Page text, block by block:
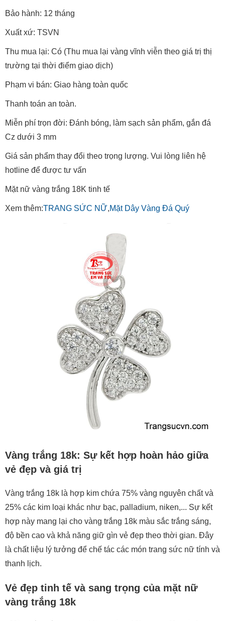
Bảo hành: 12 tháng
Xuất xứ: TSVN
Thu mua lại: Có (Thu mua lại vàng vĩnh viễn theo giá trị thị
trường tại thời điểm giao dịch)
Phạm vi bán: Giao hàng toàn quốc
Thanh toán an toàn.
Miễn phí trọn đời: Đánh bóng, làm sạch sản phẩm, gắn đá
Cz dưới 3 mm
Giá sản phẩm thay đổi theo trọng lượng. Vui lòng liên hệ
hotline để được tư vấn
Mặt nữ vàng trắng 18K tinh tế
Xem thêm:TRANG SỨC NỮ,Mặt Dây Vàng Đá Quý
Vàng trắng 18k: Sự kết hợp hoàn hảo giữa
vẻ đẹp và giá trị
Vàng trắng 18k là hợp kim chứa 75% vàng nguyên chất và
25% các kim loại khác như bạc, palladium, niken,... Sự kết
hợp này mang lại cho vàng trắng 18k màu sắc trắng sáng,
độ bền cao và khả năng giữ gìn vẻ đẹp theo thời gian. Đây
là chất liệu lý tưởng để chế tác các món trang sức nữ tính và
thanh lịch.
Vẻ đẹp tinh tế và sang trọng của mặt nữ
vàng trắng 18k